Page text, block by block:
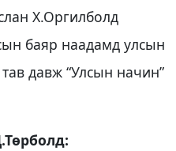
Х.Оргилболд
баяр наадамд улсын
давж “Улсын начин”